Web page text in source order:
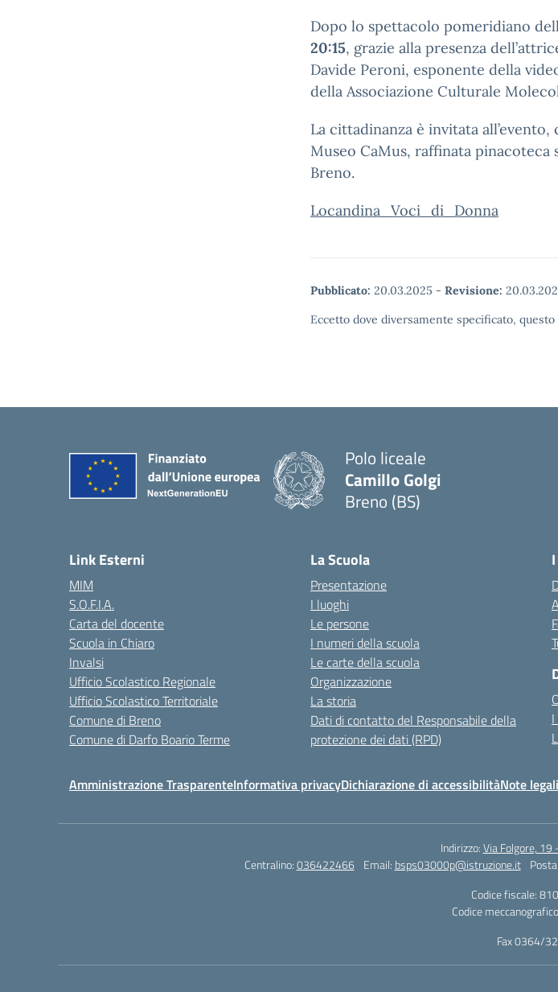
Dopo lo spettacolo pomeridiano
20:15, grazie alla presenza
Davide Peroni, esponente della
della Associazione Culturale
La cittadinanza è invitata
Museo CaMus, raffinata pinacoteca
Breno.
Locandina_Voci_di_Donna
Pubblicato: 20.03.2025 - Revisione:
Eccetto dove diversamente specificato,
Polo liceale
Camillo Golgi
Breno (BS)
Link Esterni
MIM
S.O.F.I.A.
Carta del docente
Scuola in Chiaro
Invalsi
Ufficio Scolastico Regionale
Ufficio Scolastico Territoriale
Comune di Breno
Comune di Darfo Boario Terme
La Scuola
Presentazione
I luoghi
Le persone
I numeri della scuola
Le carte della scuola
Organizzazione
La storia
Dati di contatto del Responsabile della
protezione dei dati (RPD)
Amministrazione TrasparenteInformativa privacyDichiarazione di accessibilitàNote legali
Indirizzo:Via Folgore,
Centralino:036422466 Email: bsps03000p@istruzione.it
Codice fiscale:
Codice
Fax 0364/